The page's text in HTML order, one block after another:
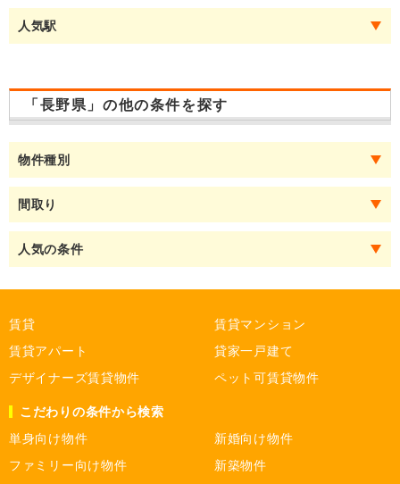
人気駅
「長野県」の他の条件を探す
物件種別
間取り
人気の条件
賃貸
賃貸マンション
賃貸アパート
貸家一戸建て
デザイナーズ賃貸物件
ペット可賃貸物件
こだわりの条件から検索
単身向け物件
新婚向け物件
ファミリー向け物件
新築物件